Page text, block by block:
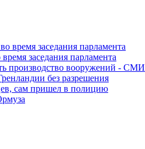
заседания парламента
производство вооружений - СМИ
без разрешения
сам пришел в полицию